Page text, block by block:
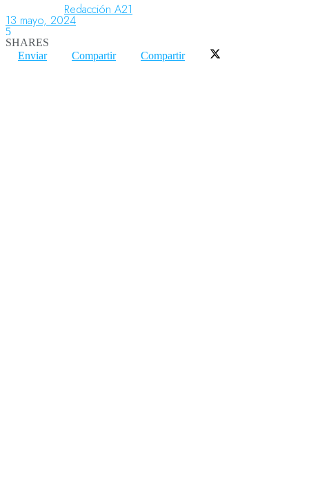
Redacción A21
13 mayo, 2024
5
SHARES
Enviar
Compartir Compartir